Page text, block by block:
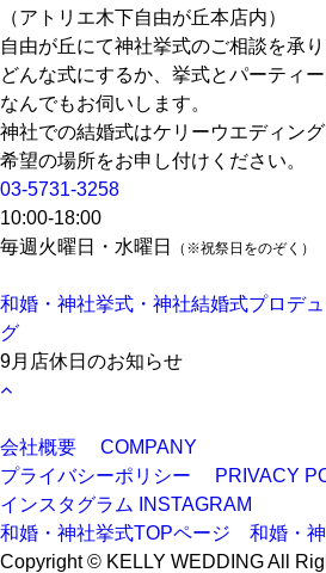
（アトリエ木下自由が丘本店内）
自由が丘にて神社挙式のご相談を承り
どんな式にするか、挙式とパーティ
なんでもお伺いします。
神社での結婚式はケリーウエディン
希望の場所をお申し付けください。
03-5731-3258
10:00-18:00
毎週火曜日・水曜日
（※祝祭日をのぞく）
和婚・神社挙式・神社結婚式プロデ
グ
9月店休日のお知らせ
会社概要
COMPANY
プライバシーポリシー
PRIVACY
インスタグラム
INSTAGRAM
和婚・神社挙式TOPページ 和婚・
Copyright © KELLY WEDDING All